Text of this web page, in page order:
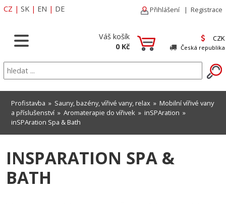
CZ | SK | EN | DE Přihlášení | Registrace
Váš košík
0 Kč
CZK
Česká republika
Profistavba » Sauny, bazény, vířivé vany, relax » Mobilní vířivé vany
a příslušenství » Aromaterapie do vířivek » inSPAration »
inSPAration Spa & Bath
INSPARATION SPA &
BATH